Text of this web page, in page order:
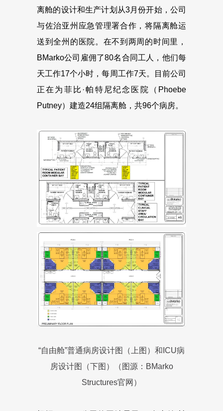
离舱的设计和生产计划从3月份开始，公司
与佐治亚州应急管理署合作，将隔离舱运
送到全州的医院。在不到两周的时间里，
BMarko公司雇佣了80名合同工人，他们每
天工作17个小时，每周工作7天。目前公司
正在为菲比·帕特尼纪念医院（Phoebe
Putney）建造24组隔离舱，共96个病房。
“自由舱”普通病房设计图（上图）和ICU病
房设计图（下图）（图源：BMarko
Structures官网）